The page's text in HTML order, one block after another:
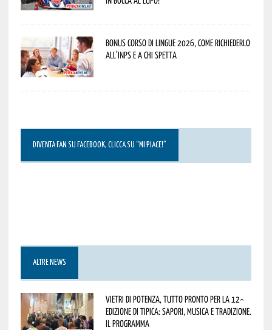
Bonus corso di lingue 2026, come richiederlo
all’INPS e a chi spetta
DIVENTA FAN SU FACEBOOK, CLICCA SU “MI PIACE!”
ALTRE NEWS
Vietri di Potenza, tutto pronto per la 12^
Edizione di Tipica: sapori, musica e tradizione.
Il programma